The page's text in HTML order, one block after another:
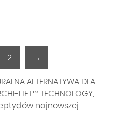
2 →
ALTERNATYWA DLA
LIFT™ TECHNOLOGY,
najnowszej